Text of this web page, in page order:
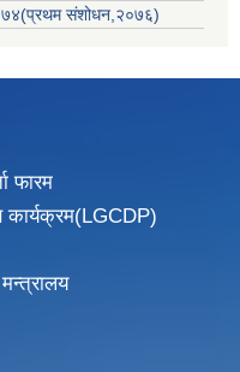
संशोधन,२०७६)
फारम
कार्यक्रम(LGCDP)